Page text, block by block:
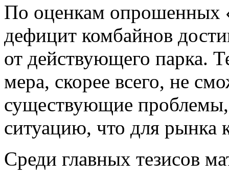
По оценкам опрошенных
дефицит комбайнов
от действующего парка.
мера, скорее всего, не
существующие проблемы,
ситуацию, что для рынка
Среди главных тезисов